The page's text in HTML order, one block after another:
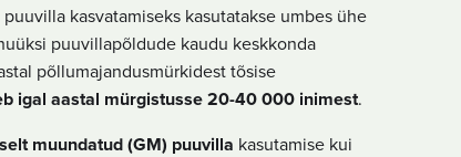
kasvatamiseks kasutatakse umbes ühe
puuvillapõldude kaudu keskkonda
põllumajandusmürkidest tõsise
igal aastal mürgistusse 20-40 000 inimest.
muundatud (GM) puuvilla kasutamise kui